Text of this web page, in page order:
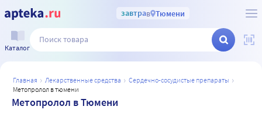
завтрав Тюмени
Каталог
главная лекарственные средства
сердечно-сосудистые препараты
метопролол в тюмени
Метопролол в Тюмени